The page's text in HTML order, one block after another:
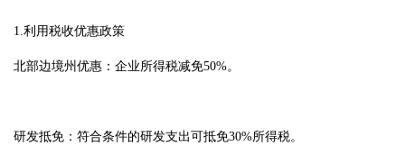
1.利用税收优惠政策
北部边境州优惠：企业所得税减免50%。
研发抵免：符合条件的研发支出可抵免30%所得税。